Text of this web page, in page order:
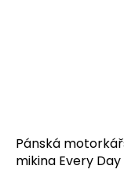
Pánská
mikina Every Day